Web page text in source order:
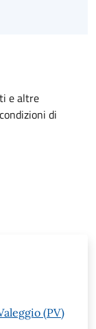
e altre
di
(PV)